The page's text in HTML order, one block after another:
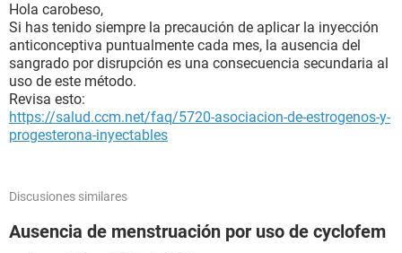
Hola carobeso,
Si has tenido siempre la precaución de aplicar la inyección
anticonceptiva puntualmente cada mes, la ausencia del
sangrado por disrupción es una consecuencia secundaria al
uso de este método.
Revisa esto:
https://salud.ccm.net/faq/5720-asociacion-de-estrogenos-y-
progesterona-inyectables
Discusiones similares
Ausencia de menstruación por uso de cyclofem